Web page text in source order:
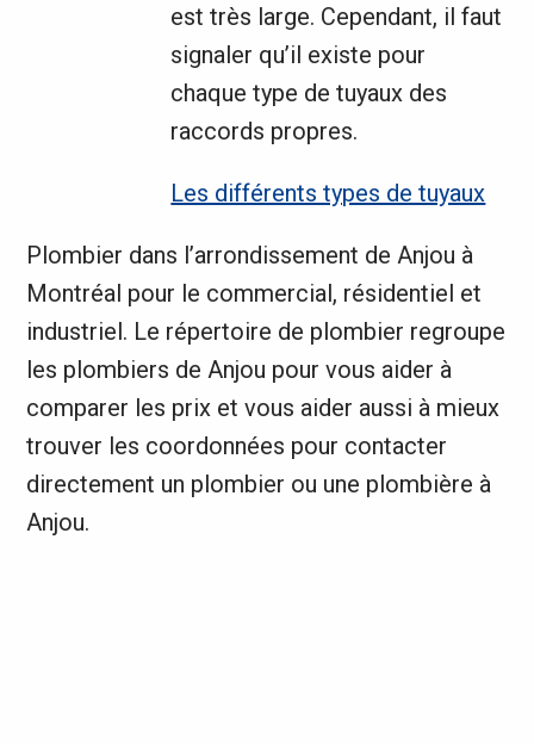
est très large. Cependant, il faut
signaler qu’il existe pour
chaque type de tuyaux des
raccords propres.
Les différents types de tuyaux
Plombier dans l’arrondissement de Anjou à
Montréal pour le commercial, résidentiel et
industriel. Le répertoire de plombier regroupe
les plombiers de Anjou pour vous aider à
comparer les prix et vous aider aussi à mieux
trouver les coordonnées pour contacter
directement un plombier ou une plombière à
Anjou.